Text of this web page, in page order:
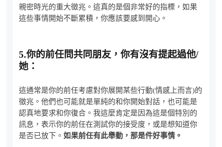
親密時光的重大徵兆。這真的是個非常好的指標，如果
這些事情開始不斷累積，你應該要感到開心。
5.你的前任問共同朋友，你有沒有提起過他/
她：
這通常是你的前任考慮對你展開某些行動(情感上而言)的
徵兆。他們也可能就是單純的和你開始對話，也可能是
認真地要求和你復合。我這麼肯定是因為這是個特別的
訊息，表示你的前任在測試你的接受度，或是想知道你
是否已放下。如果前任有此舉動，那是件好事情。